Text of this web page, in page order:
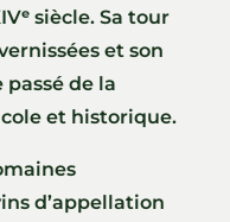
siècle. Sa tour
et son
de la
et historique.
d’appellation